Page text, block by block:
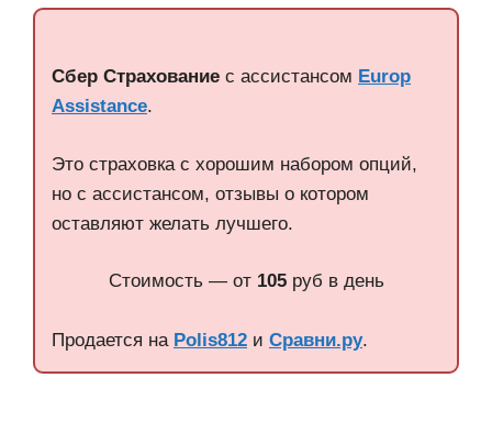
Сбер Страхование с ассистансом Europ
Assistance.
Это страховка с хорошим набором опций,
но с ассистансом, отзывы о котором
оставляют желать лучшего.
Стоимость — от 105руб в день
Продается на Polis812 и Сравни.ру.